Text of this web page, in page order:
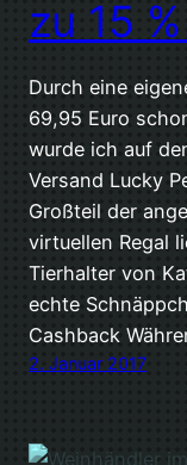
zu 15
Durch eine
69,95 Euro
wurde ich auf
Versand Lucky
Großteil der
virtuellen Regal
Tierhalter von
echte
Cashback
2. Januar 2017